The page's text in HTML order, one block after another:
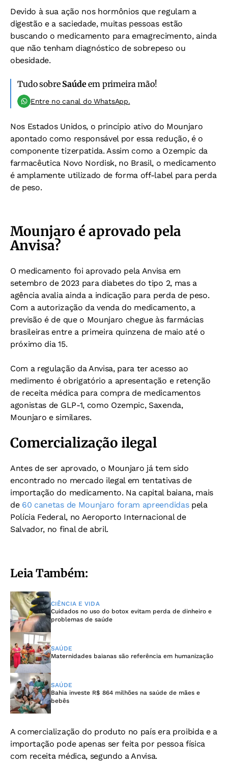
Devido à sua ação nos hormônios que regulam a
digestão e a saciedade, muitas pessoas estão
buscando o medicamento para emagrecimento, ainda
que não tenham diagnóstico de sobrepeso ou
obesidade.
Tudo sobre Saúdeem primeira mão!
Entre no canal do WhatsApp.
Nos Estados Unidos, o princípio ativo do Mounjaro
apontado como responsável por essa redução, é o
componente tizerpatida. Assim como a Ozempic da
farmacêutica Novo Nordisk, no Brasil, o medicamento
é amplamente utilizado de forma off-label para perda
de peso.
Mounjaro é aprovado pela
Anvisa?
O medicamento foi aprovado pela Anvisa em
setembro de 2023 para diabetes do tipo 2, mas a
agência avalia ainda a indicação para perda de peso.
Com a autorização da venda do medicamento, a
previsão é de que o Mounjaro chegue às farmácias
brasileiras entre a primeira quinzena de maio até o
próximo dia 15.
Com a regulação da Anvisa, para ter acesso ao
medimento é obrigatório a apresentação e retenção
de receita médica para compra de medicamentos
agonistas de GLP-1, como Ozempic, Saxenda,
Mounjaro e similares.
Comercialização ilegal
Antes de ser aprovado, o Mounjaro já tem sido
encontrado no mercado ilegal em tentativas de
importação do medicamento. Na capital baiana, mais
de 60 canetas de Mounjaro foram apreendidaspela
Polícia Federal, no Aeroporto Internacional de
Salvador, no final de abril.
Leia Também:
CIÊNCIA E VIDA
Cuidados no uso do botox evitam perda de dinheiro e
problemas de saúde
SAÚDE
Maternidades baianas são referência em humanização
SAÚDE
Bahia investe R$ 864 milhões na saúde de mães e
bebês
A comercialização do produto no país era proibida e a
importação pode apenas ser feita por pessoa física
com receita médica, segundo a Anvisa.